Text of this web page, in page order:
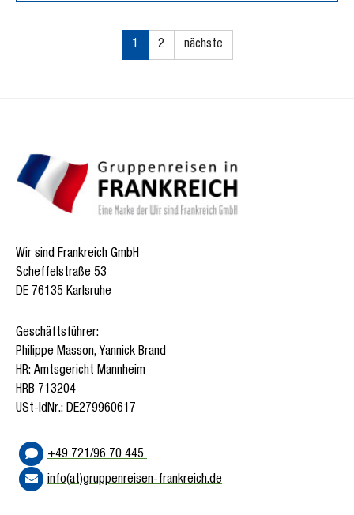
1 2 nächste
Wir sind Frankreich GmbH
Scheffelstraße 53
DE 76135 Karlsruhe
Geschäftsführer:
Philippe Masson, Yannick Brand
HR: Amtsgericht Mannheim
HRB 713204
USt-IdNr.: DE279960617
+49 721/96 70 445
info(at)gruppenreisen-frankreich.de